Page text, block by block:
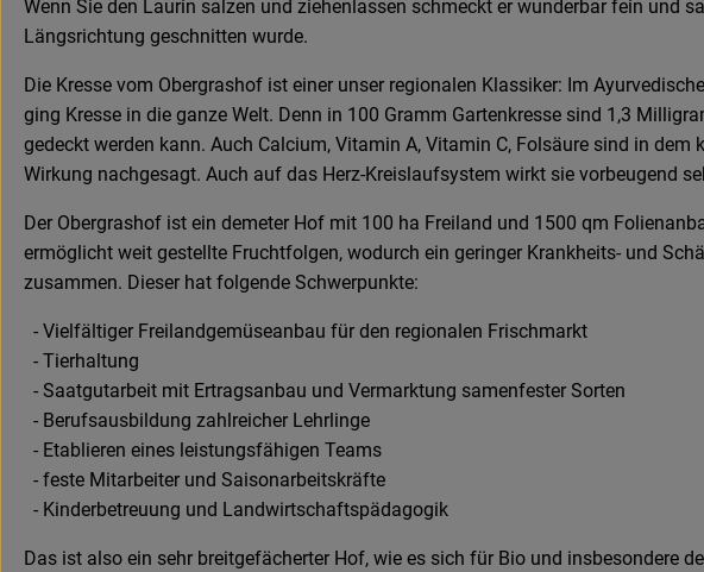
Wenn Sie den Laurin salzen und ziehenlassen schmeckt er wunderbar fein und
Längsrichtung geschnitten wurde.
Die Kresse vom Obergrashof ist einer unser regionalen Klassiker: Im
ging Kresse in die ganze Welt. Denn in 100 Gramm Gartenkresse sind 1,3
gedeckt werden kann. Auch Calcium, Vitamin A, Vitamin C, Folsäure sind in
Wirkung nachgesagt. Auch auf das Herz-Kreislaufsystem wirkt sie vorbeugend
Der Obergrashof ist ein demeter Hof mit 100 ha Freiland und 1500 qm
ermöglicht weit gestellte Fruchtfolgen, wodurch ein geringer Krankheits- und
zusammen. Dieser hat folgende Schwerpunkte:
- Vielfältiger Freilandgemüseanbau für den regionalen Frischmarkt
- Tierhaltung
- Saatgutarbeit mit Ertragsanbau und Vermarktung samenfester Sorten
- Berufsausbildung zahlreicher Lehrlinge
- Etablieren eines leistungsfähigen Teams
- feste Mitarbeiter und Saisonarbeitskräfte
- Kinderbetreuung und Landwirtschaftspädagogik
Das ist also ein sehr breitgefächerter Hof, wie es sich für Bio und insbesondere